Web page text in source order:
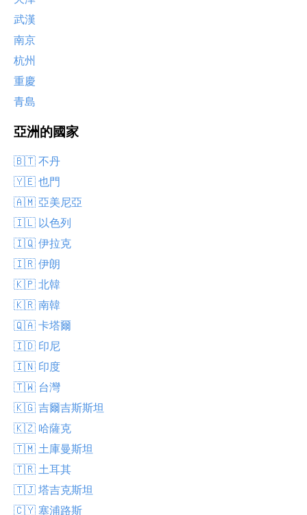
武漢
南京
杭州
重慶
青島
亞洲的國家
🇧🇹 不丹
🇾🇪 也門
🇦🇲 亞美尼亞
🇮🇱 以色列
🇮🇶 伊拉克
🇮🇷 伊朗
🇰🇵 北韓
🇰🇷 南韓
🇶🇦 卡塔爾
🇮🇩 印尼
🇮🇳 印度
🇹🇼 台灣
🇰🇬 吉爾吉斯斯坦
🇰🇿 哈薩克
🇹🇲 土庫曼斯坦
🇹🇷 土耳其
🇹🇯 塔吉克斯坦
🇨🇾 塞浦路斯